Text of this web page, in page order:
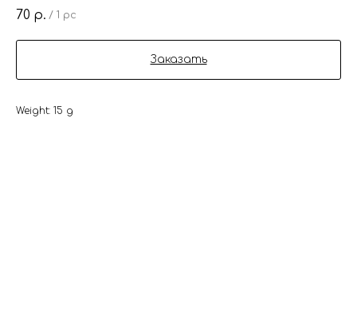
70 р. / 1 pc
Заказать
Weight: 15 g